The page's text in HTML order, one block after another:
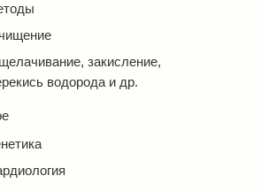
закисление,
водорода и др.